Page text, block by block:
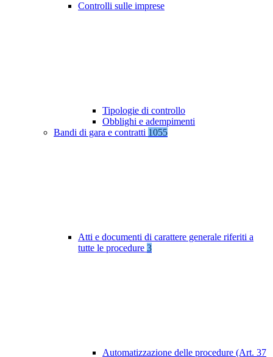
Controlli sulle imprese
Tipologie di controllo
Obblighi e adempimenti
Bandi di gara e contratti 1055
Atti e documenti di carattere generale riferiti a
tutte le procedure 3
Automatizzazione delle procedure (Art. 37